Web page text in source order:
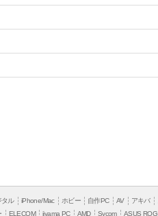
タル iPhone/Mac ホビー 自作PC AV アキバ
ELECOM iiyama PC AMD Sycom ASUS ROG